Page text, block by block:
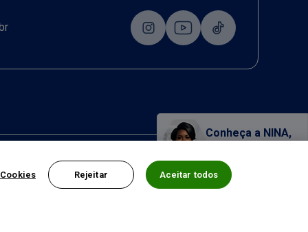
Conheça a NINA,
Rejeitar Aceitar todos